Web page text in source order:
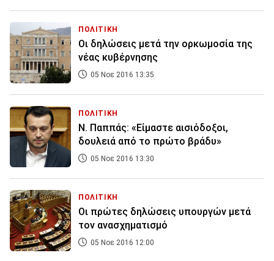
ΠΟΛΙΤΙΚΗ
Οι δηλώσεις μετά την ορκωμοσία της
νέας κυβέρνησης
05 Νοε 2016 13:35
ΠΟΛΙΤΙΚΗ
Ν. Παππάς: «Είμαστε αισιόδοξοι,
δουλειά από το πρώτο βράδυ»
05 Νοε 2016 13:30
ΠΟΛΙΤΙΚΗ
Οι πρώτες δηλώσεις υπουργών μετά
τον ανασχηματισμό
05 Νοε 2016 12:00